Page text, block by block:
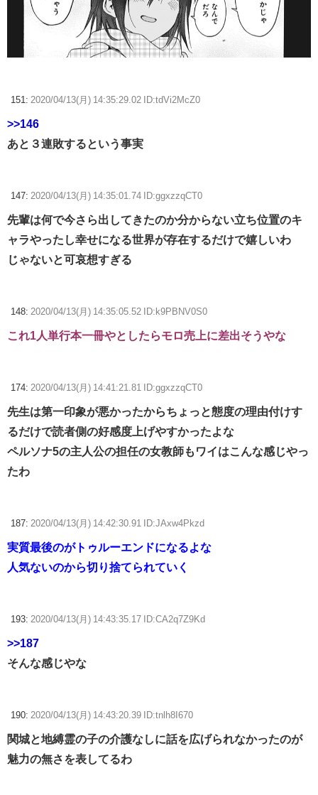
151: 2020/04/13(月) 14:35:29.02 ID:tdVi2McZ0
>>146
あと３連敗するという事実
147: 2020/04/13(月) 14:35:01.74 ID:ggxzzqCT0
先輩は何で今さら出してきたのか分からない立ち位置のキ
ャラやったし幸せになる世界が存在するだけで嬉しいわ
じゃないと可哀想すぎる
148: 2020/04/13(月) 14:35:05.52 ID:k9PBNV0S0
これ1人単行本一冊やとしたらモロ売上に差出そうやな
174: 2020/04/13(月) 14:41:21.81 ID:ggxzzqCT0
先生は第一印象が悪かったからちょっと態度の理由付けす
るだけで読者側の好感度上げやすかったよな
ペルソナ5の主人公の担任の女教師もワイはこんな感じやっ
たわ
187: 2020/04/13(月) 14:42:30.91 ID:JAxw4Pkzd
実質最後のがトゥルーエンドになるよな
人気ないのから切り捨てられていく
193: 2020/04/13(月) 14:43:35.17 ID:CA2q7Z9Kd
>>187
そんな感じやな
190: 2020/04/13(月) 14:43:20.39 ID:tnlh8I670
関城と地縛霊の子の介護なしに話を広げられなかったのが
魅力の無さを表してるわ